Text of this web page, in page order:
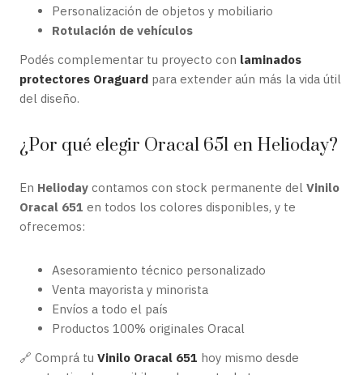
Personalización de objetos y mobiliario
Rotulación de vehículos
Podés complementar tu proyecto con laminados
protectores Oraguard para extender aún más la vida útil
del diseño.
¿Por qué elegir Oracal 651 en Helioday?
En Helioday contamos con stock permanente del Vinilo
Oracal 651 en todos los colores disponibles, y te
ofrecemos:
Asesoramiento técnico personalizado
Venta mayorista y minorista
Envíos a todo el país
Productos 100% originales Oracal
🔗 Comprá tu Vinilo Oracal 651 hoy mismo desde